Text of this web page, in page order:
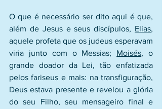
O que é necessário ser dito aqui é que,
além de Jesus e seus discípulos, Elias,
aquele profeta que os judeus esperavam
viria junto com o Messias; Moisés, o
grande doador da Lei, tão enfatizada
pelos fariseus e mais: na transfiguração,
Deus estava presente e revelou a glória
do seu Filho, seu mensageiro final e